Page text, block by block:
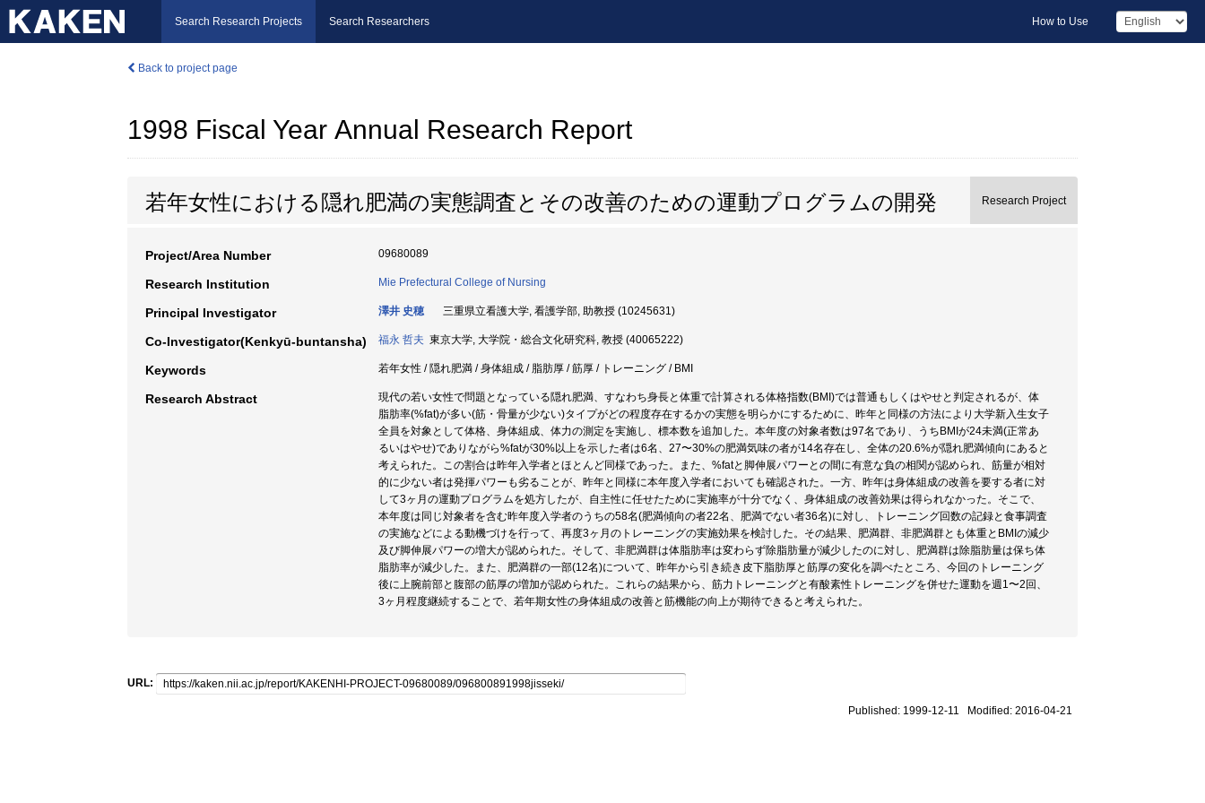
Search Research Projects Search Researchers How to Use
Back to project page
1998 Fiscal Year Annual Research Report
若年女性における隠れ肥満の実態調査とその改善のための運動プログラムの開発 Research Project
Project/Area Number 09680089
Research Institution Mie Prefectural College of Nursing
Principal Investigator 澤井 史穂 三重県立看護大学, 看護学部, 助教授 (10245631)
Co-Investigator(Kenkyū-buntansha) 福永 哲夫 東京大学, 大学院・総合文化研究科, 教授 (40065222)
Keywords 若年女性 / 隠れ肥満 / 身体組成 / 脂肪厚 / 筋厚 / トレーニング / BMI
Research Abstract
現代の若い女性で問題となっている隠れ肥満、すなわち身長と体重で計算される体格指数(BMI)では普通もしくはやせと判定されるが、体
脂肪率(%fat)が多い(筋・骨量が少ない)タイプがどの程度存在するかの実態を明らかにするために、昨年と同様の方法により大学新入生女子
全員を対象として体格、身体組成、体力の測定を実施し、標本数を追加した。本年度の対象者数は97名であり、うちBMIが24未満(正常あ
るいはやせ)でありながら%fatが30%以上を示した者は6名、27〜30%の肥満気味の者が14名存在し、全体の20.6%が隠れ肥満傾向にあると
考えられた。この割合は昨年入学者とほとんど同様であった。また、%fatと脚伸展パワーとの間に有意な負の相関が認められ、筋量が相対
的に少ない者は発揮パワーも劣ることが、昨年と同様に本年度入学者においても確認された。一方、昨年は身体組成の改善を要する者に対
して3ヶ月の運動プログラムを処方したが、自主性に任せたために実施率が十分でなく、身体組成の改善効果は得られなかった。そこで、
本年度は同じ対象者を含む昨年度入学者のうちの58名(肥満傾向の者22名、肥満でない者36名)に対し、トレーニング回数の記録と食事調査
の実施などによる動機づけを行って、再度3ヶ月のトレーニングの実施効果を検討した。その結果、肥満群、非肥満群とも体重とBMIの減少
及び脚伸展パワーの増大が認められた。そして、非肥満群は体脂肪率は変わらず除脂肪量が減少したのに対し、肥満群は除脂肪量は保ち体
脂肪率が減少した。また、肥満群の一部(12名)について、昨年から引き続き皮下脂肪厚と筋厚の変化を調べたところ、今回のトレーニング
後に上腕前部と腹部の筋厚の増加が認められた。これらの結果から、筋力トレーニングと有酸素性トレーニングを併せた運動を週1〜2回、
3ヶ月程度継続することで、若年期女性の身体組成の改善と筋機能の向上が期待できると考えられた。
URL:
Published: 1999-12-11 Modified: 2016-04-21